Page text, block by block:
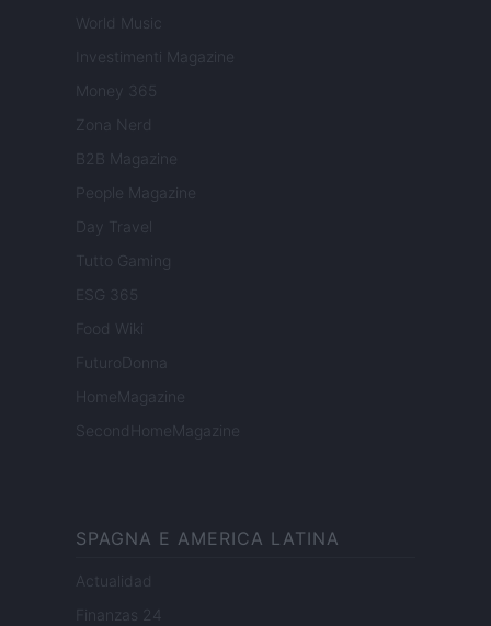
World Music
Investimenti Magazine
Money 365
Zona Nerd
B2B Magazine
People Magazine
Day Travel
Tutto Gaming
ESG 365
Food Wiki
FuturoDonna
HomeMagazine
SecondHomeMagazine
SPAGNA E AMERICA LATINA
Actualidad
Finanzas 24